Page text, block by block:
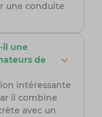
une conduite
il une
de
intéressante
il combine
avec un